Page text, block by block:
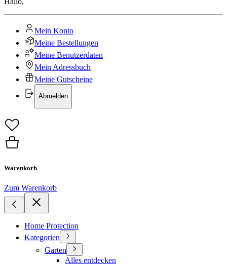
Mein Konto
Meine Bestellungen
Meine Benutzerdaten
Mein Adressbuch
Meine Gutscheine
Abmelden
Warenkorb
Zum Warenkorb
Home Protection
Kategorien
Garten
Alles entdecken